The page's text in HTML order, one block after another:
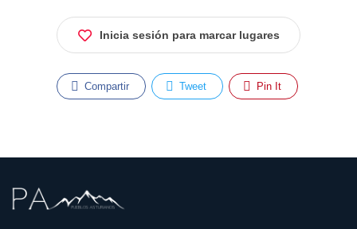
Inicia sesión para marcar lugares
Compartir Tweet Pin It